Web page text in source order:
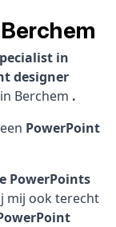
in
designer
Berchem .
PowerPoint
PowerPoints
mij ook terecht